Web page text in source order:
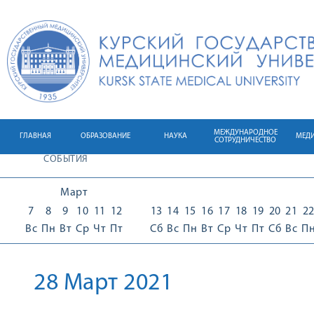
ГЛАВНАЯ ОБРАЗОВАНИЕ НАУКА
МЕЖДУНАРОДНОЕ
СОТРУДНИЧЕСТВО
СОБЫТИЯ
Март
7
Вс
8
Пн
9
Вт
10
Ср
11
Чт
12
Пт
13
Сб
14
Вс
15
Пн
16
Вт
17
Ср
18
Чт
19
Пт
20
Сб
21
Вс
22
28 Март 2021